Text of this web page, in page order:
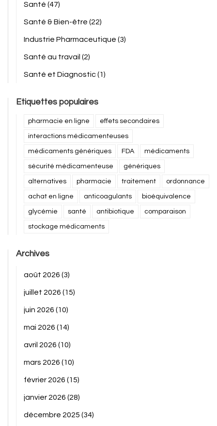
Santé (47)
Santé & Bien-être (22)
Industrie Pharmaceutique (3)
Santé au travail (2)
Santé et Diagnostic(1)
Etiquettes populaires
pharmacie en ligne effets secondaires
interactions médicamenteuses
médicaments génériques FDA médicaments
sécurité médicamenteuse génériques
alternatives pharmacie traitement ordonnance
achat en ligne anticoagulants bioéquivalence
glycémie santé antibiotique comparaison
stockage médicaments
Archives
août 2026 (3)
juillet 2026 (15)
juin 2026 (10)
mai 2026 (14)
avril 2026 (10)
mars 2026 (10)
février 2026 (15)
janvier 2026 (28)
décembre 2025 (34)